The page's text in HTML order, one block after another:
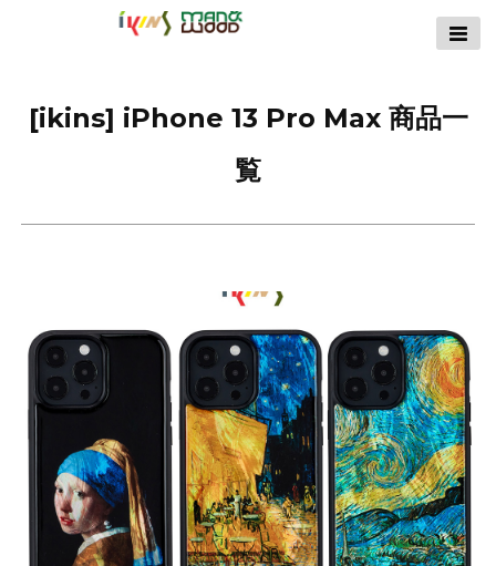
【公式サイト】
｜Man&Wood天然
[ikins] iPhone 13 Pro Max 商品一
覧